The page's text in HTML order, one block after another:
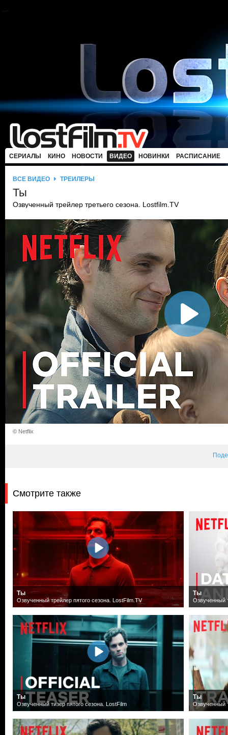
СЕРИАЛЫ КИНО НОВОСТИ ВИДЕО НОВИНКИ РАСПИСАНИЕ
ВСЕ ВИДЕО ТРЕЙЛЕРЫ
Ты
Озвученный трейлер третьего сезона. Lostfilm.TV
© Netflix
Смотрите также
Ты
Озвученный трейлер пятого сезона. LostFilm.TV
Ты
Озвученный тизер пятого сезона. LostFilm
Ты
Озвученный
Ты
Озвученный